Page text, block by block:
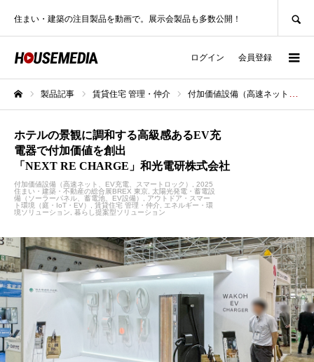
住まい・建築の注目製品を動画で。展示会製品も多数公開！
ログイン 会員登録
製品記事 賃貸住宅 管理・仲介 付加価値設備（高速ネット、EV充電、スマートロック）
ホテルの景観に調和する高級感あるEV充
電器で付加価値を創出
「NEXT RE CHARGE」和光電研株式会社
付加価値設備（高速ネット、EV充電、スマートロック）
2025
住まい・建築・不動産の総合展BREX 東京
太陽光発電・蓄電設
備（ソーラーパネル、蓄電池、EV設備）
アウトドア・スマー
ト環境（庭・IoT・EV）
賃貸住宅 管理・仲介
エネルギー・環
境ソリューション
暮らし提案型ソリューション